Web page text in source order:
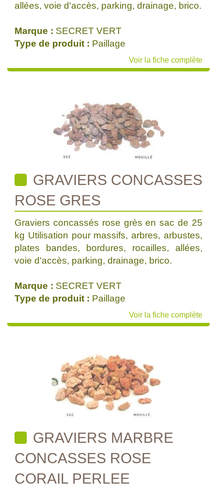
allées, voie d'accès, parking, drainage, brico.
Marque : SECRET VERT
Type de produit : Paillage
Voir la fiche complète
GRAVIERS CONCASSES
ROSE GRES
Graviers concassés rose grès en sac de 25
kg Utilisation pour massifs, arbres, arbustes,
plates bandes, bordures, rocailles, allées,
voie d'accès, parking, drainage, brico.
Marque : SECRET VERT
Type de produit : Paillage
Voir la fiche complète
GRAVIERS MARBRE
CONCASSES ROSE
CORAIL PERLEE